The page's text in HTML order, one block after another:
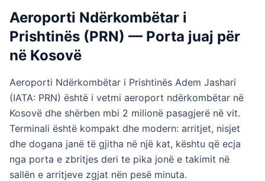
Aeroporti Ndërkombëtar i
Prishtinës (PRN) — Porta juaj për
në Kosovë
Aeroporti Ndërkombëtar i Prishtinës Adem Jashari
(IATA: PRN) është i vetmi aeroport ndërkombëtar në
Kosovë dhe shërben mbi 2 milionë pasagjerë në vit.
Terminali është kompakt dhe modern: arritjet, nisjet
dhe dogana janë të gjitha në një kat, kështu që ecja
nga porta e zbritjes deri te pika jonë e takimit në
sallën e arritjeve zgjat nën pesë minuta.